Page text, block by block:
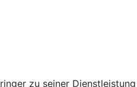
zu seiner